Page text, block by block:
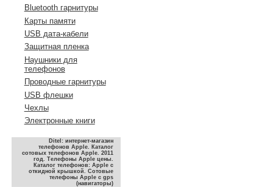
Bluetooth гарнитуры
Карты памяти
USB дата-кабели
Защитная пленка
Наушники для
телефонов
Проводные гарнитуры
USB флешки
Чехлы
Электронные книги
Ditel: интернет-магазин
телефонов Apple. Каталог
сотовых телефонов Apple. 2011
год. Телефоны Apple цены.
Каталог телефонов: Apple с
откидной крышкой. Сотовые
телефоны Apple с gps
(навигаторы)